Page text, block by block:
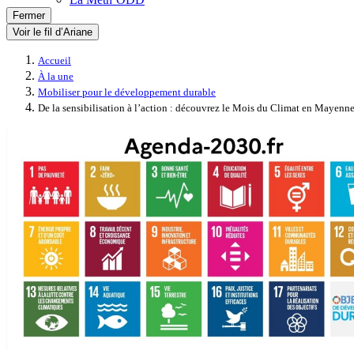
Fermer
Voir le fil d’Ariane
Accueil
À la une
Mobiliser pour le développement durable
De la sensibilisation à l’action : découvrez le Mois du Climat en Mayenne